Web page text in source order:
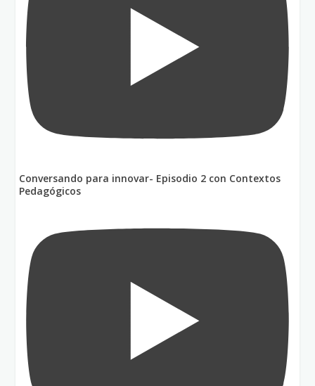
Conversando para innovar- Episodio 2 con Contextos
Pedagógicos